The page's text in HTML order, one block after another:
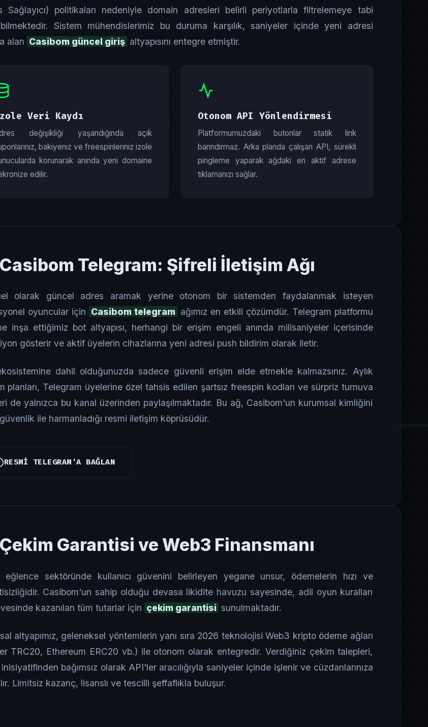
Sağlayıcı) politikaları nedeniyle domain adresleri belirli periyotlarla filtrelemeye tabi
Sistem mühendislerimiz bu duruma karşılık, saniyeler içinde yeni adresi
alan Casibom güncel giriş altyapısını entegre etmiştir.
Veri Kaydı
değişikliği yaşandığında açık
bakiyeniz ve freespinleriniz izole
korunarak anında yeni domaine
edilir.
Otonom API Yönlendirmesi
Platformumuzdaki butonlar statik link
barındırmaz. Arka planda çalışan API, sürekli
pingleme yaparak ağdaki en aktif adrese
tıklamanızı sağlar.
Casibom Telegram: Şifreli İletişim Ağı
olarak güncel adres aramak yerine otonom bir sistemden faydalanmak isteyen
oyuncular için Casibom telegram ağımız en etkili çözümdür. Telegram platformu
inşa ettiğimiz bot altyapısı, herhangi bir erişim engeli anında milisaniyeler içerisinde
gösterir ve aktif üyelerin cihazlarına yeni adresi push bildirim olarak iletir.
dahil olduğunuzda sadece güvenli erişim elde etmekle kalmazsınız. Aylık
planları, Telegram üyelerine özel tahsis edilen şartsız freespin kodları ve sürpriz turnuva
de yalnızca bu kanal üzerinden paylaşılmaktadır. Bu ağ, Casibom'un kurumsal kimliğini
ile harmanladığı resmi iletişim köprüsüdür.
RESMİ TELEGRAM'A BAĞLAN
Çekim Garantisi ve Web3 Finansmanı
eğlence sektöründe kullanıcı güvenini belirleyen yegane unsur, ödemelerin hızı ve
Casibom'un sahip olduğu devasa likidite havuzu sayesinde, adil oyun kuralları
kazanılan tüm tutarlar için çekim garantisi sunulmaktadır.
altyapımız, geleneksel yöntemlerin yanı sıra 2026 teknolojisi Web3 kripto ödeme ağları
TRC20, Ethereum ERC20 vb.) ile otonom olarak entegredir. Verdiğiniz çekim talepleri,
bağımsız olarak API'ler aracılığıyla saniyeler içinde işlenir ve cüzdanlarınıza
Limitsiz kazanç, lisanslı ve tescilli şeffaflıkla buluşur.